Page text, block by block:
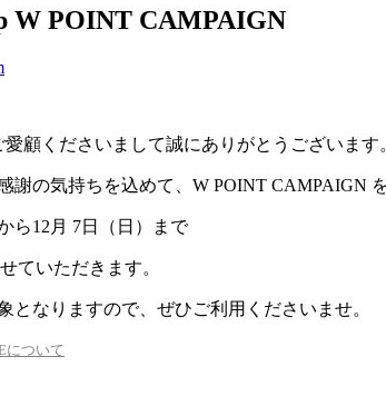
W POINT CAMPAIGN
愛顧くださいまして誠にありがとうございます
謝の気持ちを込めて、W POINT CAMPAIGN
ら12月 7日（日）まで
ていただきます。
となりますので、ぜひご利用くださいませ。
について